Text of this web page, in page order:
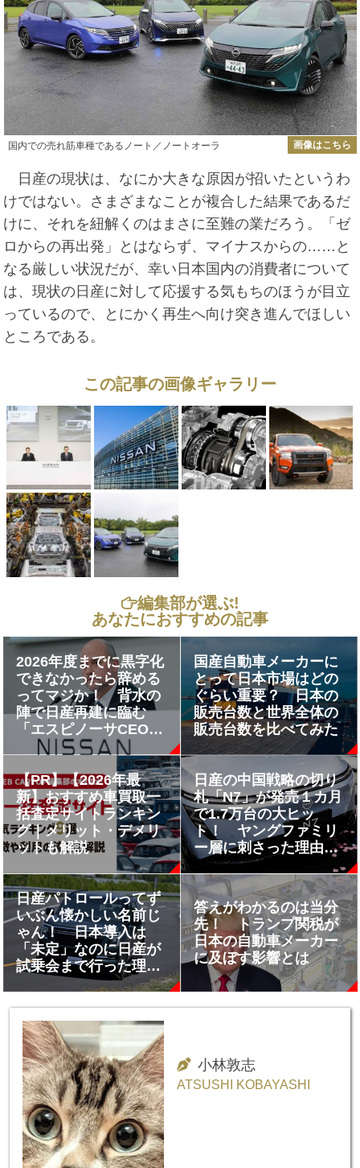
国内での売れ筋車種であるノート／ノートオーラ 画像はこちら
日産の現状は、なにか大きな原因が招いたというわ
けではない。さまざまなことが複合した結果であるだ
けに、それを紐解くのはまさに至難の業だろう。「ゼ
ロからの再出発」とはならず、マイナスからの……と
なる厳しい状況だが、幸い日本国内の消費者について
は、現状の日産に対して応援する気もちのほうが目立
っているので、とにかく再生へ向け突き進んでほしい
ところである。
この記事の画像ギャラリー
編集部が選ぶ!
あなたにおすすめの記事
2026年度までに黒字化
できなかったら辞める
ってマジか！ 背水の
陣で日産再建に臨む
「エスピノーサCEO」
ってどんな人物？
国産自動車メーカーに
とって日本市場はどの
ぐらい重要？ 日本の
販売台数と世界全体の
販売台数を比べてみた
【PR】【2026年最
新】おすすめ車買取一
括査定サイトランキン
グ｜メリット・デメリ
ットも解説
日産の中国戦略の切り
札「N7」が発売１カ月
で1.7万台の大ヒッ
ト！ ヤングファミリ
ー層に刺さった理由は
最先端技術と値段にあ
り
日産パトロールってず
いぶん懐かしい名前じ
ゃん！ 日本導入は
「未定」なのに日産が
試乗会まで行った理由
答えがわかるのは当分
先！ トランプ関税が
日本の自動車メーカー
に及ぼす影響とは
小林敦志
ATSUSHI KOBAYASHI